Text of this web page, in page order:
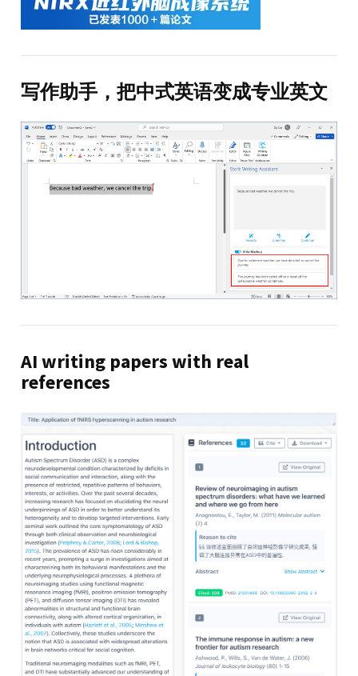
写作助手，把中式英语变成专业英文
AI writing papers with real
references